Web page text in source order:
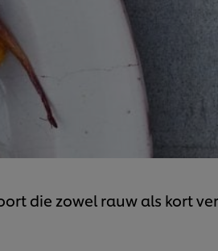
die zowel rauw als kort